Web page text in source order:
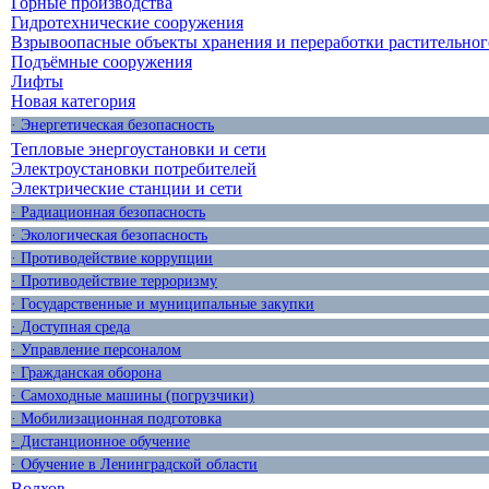
Гидротехнические сооружения
Взрывоопасные объекты хранения и переработки
Подъёмные сооружения
Лифты
Новая категория
· Энергетическая безопасность
Тепловые энергоустановки и сети
Электроустановки потребителей
Электрические станции и сети
· Радиационная безопасность
· Экологическая безопасность
· Противодействие коррупции
· Противодействие терроризму
· Государственные и муниципальные закупки
· Доступная среда
· Управление персоналом
· Гражданская оборона
· Самоходные машины (погрузчики)
· Мобилизационная подготовка
· Дистанционное обучение
· Обучение в Ленинградской области